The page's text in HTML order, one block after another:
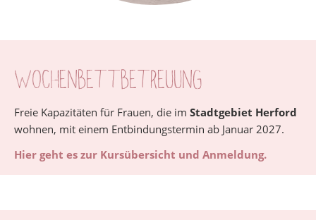
mich
Kontakt
Wochenbettbetreuung
Freie Kapazitäten für Frauen, die im Stadtgebiet Herford
wohnen, mit einem Entbindungstermin ab Januar 2027.
Hier geht es zur Kursübersicht und Anmeldung.